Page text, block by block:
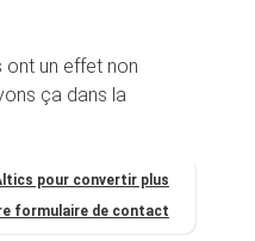
un effet non
ça dans la
pour convertir plus
formulaire de contact